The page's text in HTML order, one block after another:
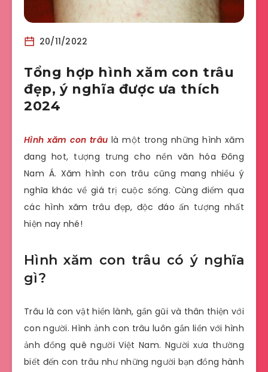
20/11/2022
Tổng hợp hình xăm con trâu
đẹp, ý nghĩa được ưa thích
2024
Hình xăm con trâu là một trong những hình xăm
đang hot, tượng trưng cho nền văn hóa Đông
Nam Á. Xăm hình con trâu cũng mang nhiều ý
nghĩa khác về giá trị cuộc sống. Cùng điểm qua
các hình xăm trâu đẹp, độc đáo ấn tượng nhất
hiện nay nhé!
Hình xăm con trâu có ý nghĩa
gì?
Trâu là con vật hiền lành, gần gũi và thân thiện với
con người. Hình ảnh con trâu luôn gắn liền với hình
ảnh đồng quê người Việt Nam. Người xưa thường
biết đến con trâu như những người bạn đồng hành